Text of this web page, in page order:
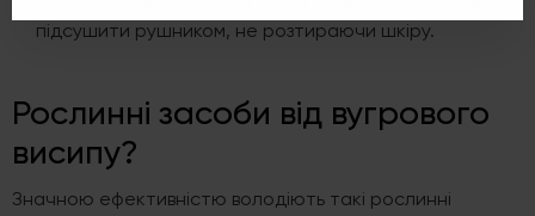
підсушити рушником, не розтираючи шкіру.
Рослинні засоби від вугрового
висипу?
Значною ефективністю володіють такі рослинні